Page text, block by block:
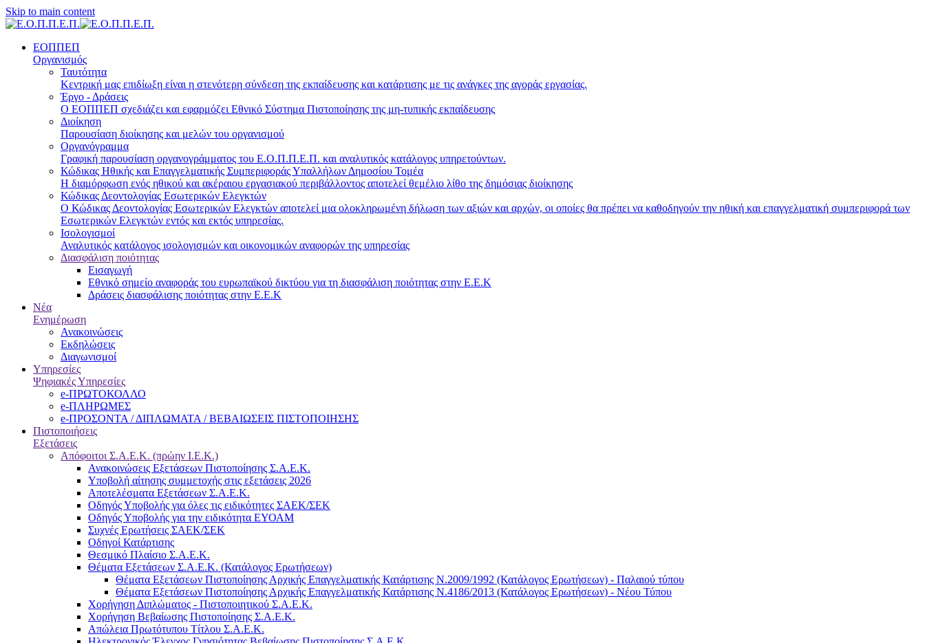
Skip to main content
ΕΟΠΠΕΠ
Οργανισμός
Ταυτότητα
Κεντρική μας επιδίωξη είναι η στενότερη σύνδεση της εκπαίδευσης και κατάρτισης με τις ανάγκες της αγοράς εργασίας.
Έργο - Δράσεις
Ο ΕΟΠΠΕΠ σχεδιάζει και εφαρμόζει Eθνικό Σύστημα Πιστοποίησης της μη-τυπικής εκπαίδευσης
Διοίκηση
Παρουσίαση διοίκησης και μελών του οργανισμού
Οργανόγραμμα
Γραφική παρουσίαση οργανογράμματος του Ε.Ο.Π.Π.Ε.Π. και αναλυτικός κατάλογος υπηρετούντων.
Κώδικας Ηθικής και Επαγγελματικής Συμπεριφοράς Υπαλλήλων Δημοσίου Τομέα
Η διαμόρφωση ενός ηθικού και ακέραιου εργασιακού περιβάλλοντος αποτελεί θεμέλιο λίθο της δημόσιας διοίκησης
Κώδικας Δεοντολογίας Εσωτερικών Ελεγκτών
Ο Κώδικας Δεοντολογίας Εσωτερικών Ελεγκτών αποτελεί μια ολοκληρωμένη δήλωση των αξιών και αρχών, οι οποίες θα πρέπει να καθοδηγούν την ηθική και επαγγελματική συμπεριφορά των
Εσωτερικών Ελεγκτών εντός και εκτός υπηρεσίας.
Ισολογισμοί
Αναλυτικός κατάλογος ισολογισμών και οικονομικών αναφορών της υπηρεσίας
Διασφάλιση ποιότητας
Εισαγωγή
Εθνικό σημείο αναφοράς του ευρωπαϊκού δικτύου για τη διασφάλιση ποιότητας στην Ε.Ε.Κ
Δράσεις διασφάλισης ποιότητας στην Ε.Ε.Κ
Νέα
Ενημέρωση
Ανακοινώσεις
Εκδηλώσεις
Διαγωνισμοί
Υπηρεσίες
Ψηφιακές Υπηρεσίες
e-ΠΡΩΤΟΚΟΛΛΟ
e-ΠΛΗΡΩΜΕΣ
e-ΠΡΟΣΟΝΤΑ / ΔΙΠΛΩΜΑΤΑ / ΒΕΒΑΙΩΣΕΙΣ ΠΙΣΤΟΠΟΙΗΣΗΣ
Πιστοποιήσεις
Εξετάσεις
Απόφοιτοι Σ.Α.Ε.Κ. (πρώην Ι.Ε.Κ.)
Ανακοινώσεις Εξετάσεων Πιστοποίησης Σ.Α.Ε.Κ.
Υποβολή αίτησης συμμετοχής στις εξετάσεις 2026
Αποτελέσματα Εξετάσεων Σ.Α.Ε.Κ.
Οδηγός Υποβολής για όλες τις ειδικότητες ΣΑΕΚ/ΣΕΚ
Οδηγός Υποβολής για την ειδικότητα ΕΥΟΑΜ
Συχνές Ερωτήσεις ΣΑΕΚ/ΣΕΚ
Οδηγοί Κατάρτισης
Θεσμικό Πλαίσιο Σ.Α.Ε.Κ.
Θέματα Εξετάσεων Σ.Α.Ε.Κ. (Κατάλογος Ερωτήσεων)
Θέματα Εξετάσεων Πιστοποίησης Αρχικής Επαγγελματικής Κατάρτισης Ν.2009/1992 (Κατάλογος Ερωτήσεων) - Παλαιού τύπου
Θέματα Εξετάσεων Πιστοποίησης Αρχικής Επαγγελματικής Κατάρτισης Ν.4186/2013 (Κατάλογος Ερωτήσεων) - Νέου Τύπου
Χορήγηση Διπλώματος - Πιστοποιητικού Σ.Α.Ε.Κ.
Χορήγηση Βεβαίωσης Πιστοποίησης Σ.Α.Ε.Κ.
Απώλεια Πρωτότυπου Τίτλου Σ.Α.Ε.Κ.